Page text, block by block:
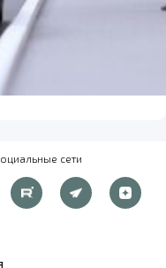
сети